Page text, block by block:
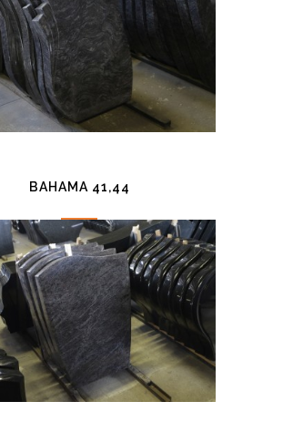
BAHAMA 41,44